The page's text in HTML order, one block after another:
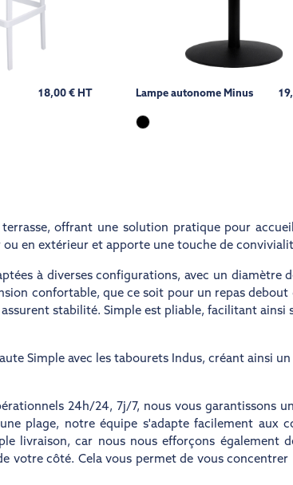
18,00 € HT Lampe autonome Minus
offrant une solution pratique pour
en extérieur et apporte une touche de
à diverses configurations, avec un diamètre
confortable, que ce soit pour un repas
stabilité. Simple est pliable, facilitant
Simple avec les tabourets Indus, créant ainsi
24h/24, 7j/7, nous vous garantissons
plage, notre équipe s'adapte facilement aux
livraison, car nous nous efforçons également
votre côté. Cela vous permet de vous